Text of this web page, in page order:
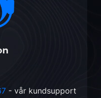
- vår kundsupport